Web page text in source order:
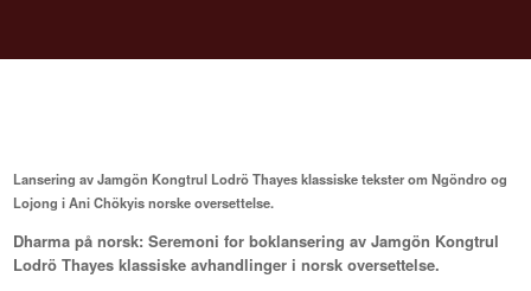
Lansering av Jamgön Kongtrul Lodrö Thayes klassiske tekster om Ngöndro og
Lojong i Ani Chökyis norske oversettelse.
Dharma på norsk: Seremoni for boklansering av Jamgön Kongtrul
Lodrö Thayes klassiske avhandlinger i norsk oversettelse.